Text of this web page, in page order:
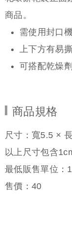
商品。
需使用封口
上下方有易
可搭配乾燥劑
商品規格
尺寸：寬5.5 ×
以上尺寸包含
最低販售單位：
售價：40